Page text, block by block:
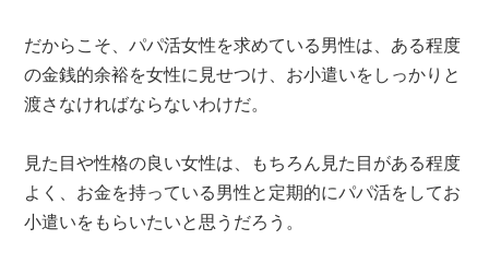
だからこそ、パパ活女性を求めている男性は、ある程度
の金銭的余裕を女性に見せつけ、お小遣いをしっかりと
渡さなければならないわけだ。
見た目や性格の良い女性は、もちろん見た目がある程度
よく、お金を持っている男性と定期的にパパ活をしてお
小遣いをもらいたいと思うだろう。